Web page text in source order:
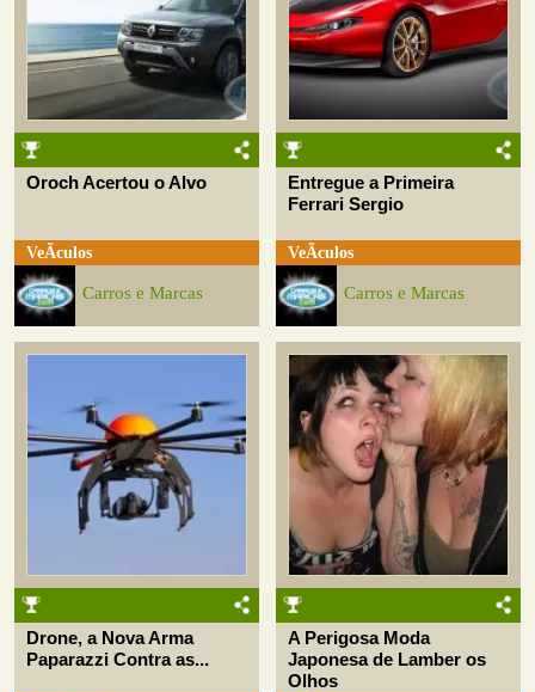
Oroch Acertou o Alvo
VeÃ­culos
Carros e Marcas
Entregue a Primeira
Ferrari Sergio
VeÃ­culos
Carros e Marcas
Drone, a Nova Arma
Paparazzi Contra as...
A Perigosa Moda
Japonesa de Lamber os
Olhos